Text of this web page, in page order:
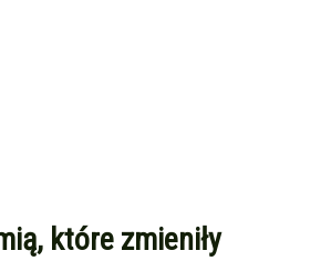
które zmieniły